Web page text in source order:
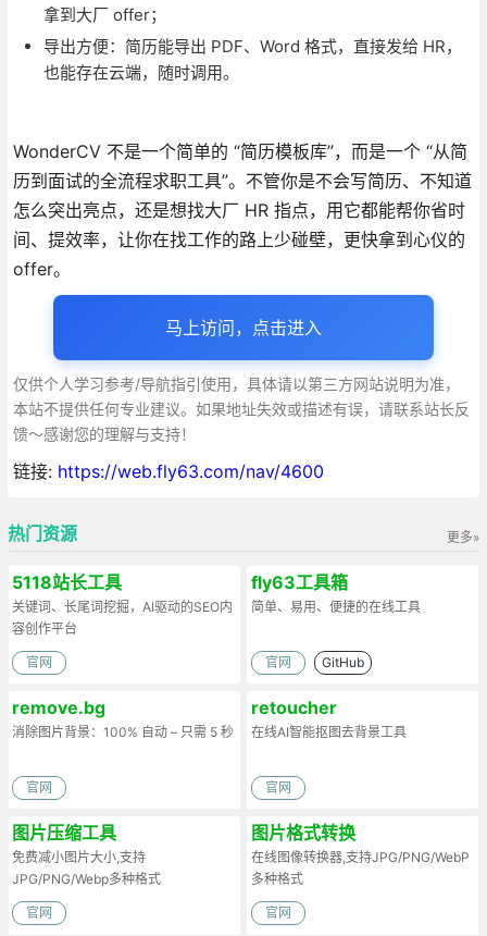
拿到大厂 offer；
导出方便：简历能导出 PDF、Word 格式，直接发给 HR，
也能存在云端，随时调用。
WonderCV 不是一个简单的 “简历模板库”，而是一个 “从简
历到面试的全流程求职工具”。不管你是不会写简历、不知道
怎么突出亮点，还是想找大厂 HR 指点，用它都能帮你省时
间、提效率，让你在找工作的路上少碰壁，更快拿到心仪的
offer。
马上访问，点击进入
仅供个人学习参考/导航指引使用，具体请以第三方网站说明为准，
本站不提供任何专业建议。如果地址失效或描述有误，请联系站长反
馈～感谢您的理解与支持！
链接: https://web.fly63.com/nav/4600
更多»
热门资源
5118站长工具
关键词、长尾词挖掘，AI驱动的SEO内
容创作平台
官网
fly63工具箱
简单、易用、便捷的在线工具
官网 GitHub
remove.bg
消除图片背景：100% 自动 – 只需 5 秒
官网
retoucher
在线AI智能抠图去背景工具
官网
图片压缩工具
免费减小图片大小,支持
JPG/PNG/Webp多种格式
官网
图片格式转换
在线图像转换器,支持JPG/PNG/WebP
多种格式
官网